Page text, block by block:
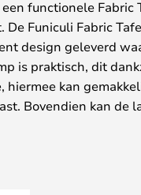
functionele
De Funiculi Fabric
design geleverd
is praktisch, dit
hiermee kan
Bovendien kan de
wat het gemakkelijk